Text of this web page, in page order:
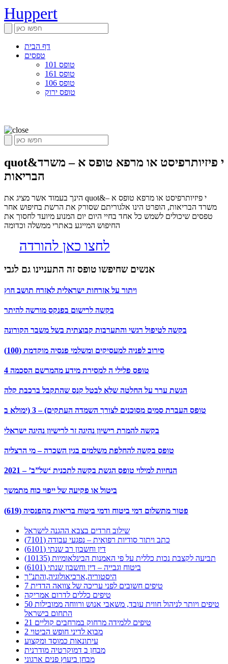
Huppert
דף הבית
טפסים
טופס 101
טופס 161
טופס 106
טופס ירוק
quot&י פיזיותרפיסט או מרפא טופס א – משרד
הבריאות
הינך בעמוד אשר מציג את quot&י פיזיותרפיסט או מרפא טופס א –
משרד הבריאות, הופרט הינו אלגוריתם שסורק את הרשת בחיפוש אחר
טפסים שיכולים לשמש כל אחד בחיי היום יום המנוע מיועד לחסוך את
החיפוש המייגע באתרי ממשלה וכדומה
לחצו כאן להורדה
אנשים שחיפשו טופס זה התעניינו גם לגבי
ויתור על אזרחות ישראלית לאזרח תושב חוץ
בקשה לרישום בפנקס מורשה להיתר
בקשה לטיפול רגשי והתערבות קבוצתית בשל משבר הקורונה
סירוב לפניה למעסיקים ומשלמי פנסיה מוקדמת (100)
4 טופס פלילי ה למסירת מידע מהמרשם הסכמה
הגשת ערר על החלטה שלא לבטל קנס שהתקבל ברכבת קלה
טופס העברת סמים מסוכנים לצורך השמדה העתקים) – 3 (ימולא ב
בקשה להמרת רישיון נהיגה זר לרישיון נהיגה ישראלי
טופס בקשה להחלפת משלמים בגין השכרה – מי הרצליה
הנחיות למילוי טופס הגשת בקשה לתכנית ‘של”ב’ – 2021
ביטול או פקיעה של ייפוי כוח מתמשך
פטור מתשלום דמי ביטוח ודמי ביטוח בריאות מהפנסיה (619)
שילוב חרדים בצבא ההגנה לישראל
כתב ויתור סודיות רפואית – נפגעי עבודה (7101)
דין וחשבון רב שנתי (6101)
תביעה לקצבת נכות כללית על פי האמנות הבינלאומיות (10135)
ביטוח וגבייה – דין וחשבון שנתי (6101)
היסטוריה,ארכיאולוגיה,והתנ”ך
7 טיפים חשובים לפני עריכה של צוואה הדדית
טיפים כללים לדרום אמריקה
50 טיפים ויותר לניהול חווית עובד, משאבי אנוש ורווחה ממובילות
התחום בישראל
21 טיפים ללמידה מרחוק במרחבים קוליים
מבוא לדיני חופש הביטוי 2
עיתונאות כמוסד ומקצוע
מבחן ב דמוקרטיה מודרנית
מבחן ביעוץ פנים ארגוני